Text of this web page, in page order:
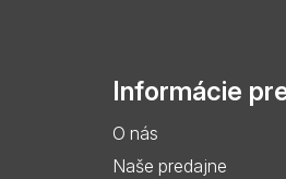
Informácie
O nás
Naše predajne